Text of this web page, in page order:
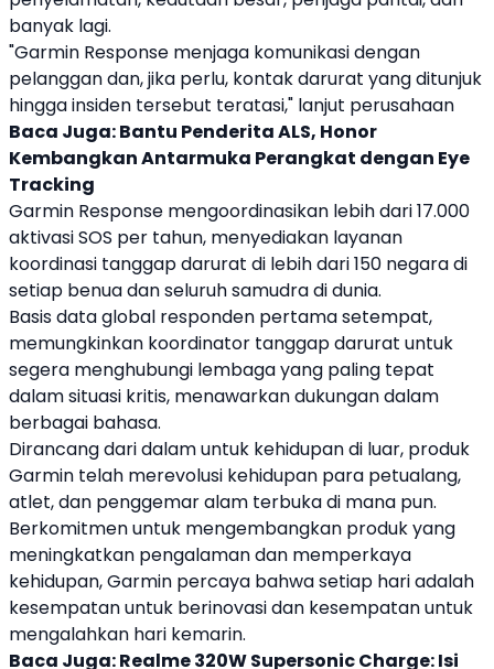
banyak lagi.
"Garmin Response menjaga komunikasi dengan
pelanggan dan, jika perlu, kontak darurat yang ditunjuk
hingga insiden tersebut teratasi," lanjut perusahaan
Baca Juga:Bantu Penderita ALS, Honor
Kembangkan Antarmuka Perangkat dengan Eye
Tracking
Garmin Response mengoordinasikan lebih dari 17.000
aktivasiSOS per tahun, menyediakan layanan
koordinasi tanggap darurat di lebih dari 150 negara di
setiap benua dan seluruh samudra di dunia.
Basis data global responden pertama setempat,
memungkinkan koordinator tanggap darurat untuk
segera menghubungi lembaga yang paling tepat
dalam situasi kritis, menawarkan dukungan dalam
berbagai bahasa.
Dirancang dari dalam untuk kehidupan di luar, produk
Garmin telah merevolusi kehidupan para petualang,
atlet, dan penggemar alam terbuka di mana pun.
Berkomitmen untuk mengembangkan produk yang
meningkatkan pengalaman dan memperkaya
kehidupan,Garmin percaya bahwa setiap hari adalah
kesempatan untuk berinovasi dan kesempatan untuk
mengalahkan hari kemarin.
Baca Juga:Realme 320W Supersonic Charge: Isi